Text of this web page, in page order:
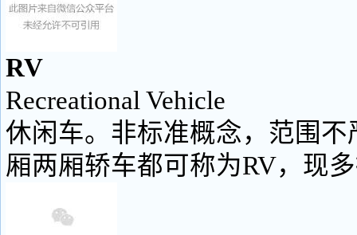
RV
Recreational Vehicle
休闲车。非标准概念，范围不
厢两厢轿车都可称为RV，现